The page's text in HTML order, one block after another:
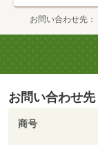
お問い合わせ先
お問い合わせ先
商号